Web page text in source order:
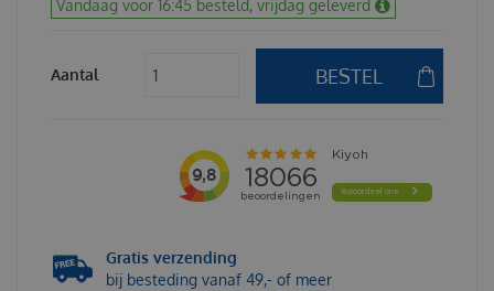
Vandaag voor 16:45 besteld, vrijdag geleverd
Aantal
Gratis verzending
bij besteding vanaf 49,- of meer